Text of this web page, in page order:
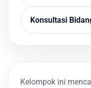
Konsultasi
Kelompok ini